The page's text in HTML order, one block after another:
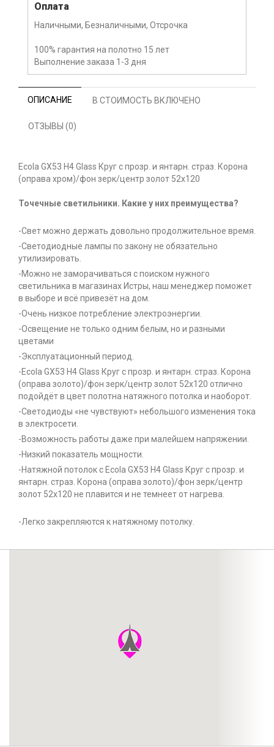
Оплата
Наличными, Безналичными, Отсрочка
100% гарантия на полотно 15 лет
Выполнение заказа 1-3 дня
ОПИСАНИЕ В СТОИМОСТЬ ВКЛЮЧЕНО
ОТЗЫВЫ (0)
Ecola GX53 H4 Glass Круг с прозр. и янтарн. страз. Корона
(оправа хром)/фон зерк/центр золот 52x120
Точечные светильники. Какие у них преимущества?
-Свет можно держать довольно продолжительное время.
-Светодиодные лампы по закону не обязательно
утилизировать.
-Можно не заморачиваться с поиском нужного
светильника в магазинах Истры, наш менеджер поможет
в выборе и всё привезёт на дом.
-Очень низкое потребление электроэнергии.
-Освещение не только одним белым, но и разными
цветами
-Эксплуатационный период.
-Ecola GX53 H4 Glass Круг с прозр. и янтарн. страз. Корона
(оправа золото)/фон зерк/центр золот 52x120 отлично
подойдёт в цвет полотна натяжного потолка и наоборот.
-Светодиоды «не чувствуют» небольшого изменения тока
в электросети.
-Возможность работы даже при малейшем напряжении.
-Низкий показатель мощности.
-Натяжной потолок с Ecola GX53 H4 Glass Круг с прозр. и
янтарн. страз. Корона (оправа золото)/фон зерк/центр
золот 52x120 не плавится и не темнеет от нагрева.
-Легко закрепляются к натяжному потолку.